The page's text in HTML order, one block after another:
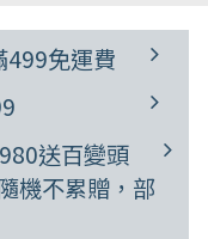
499免運費
送百變頭
機不累贈，部